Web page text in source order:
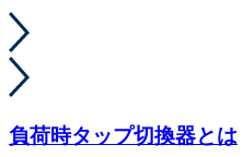
負荷時タップ切換器とは